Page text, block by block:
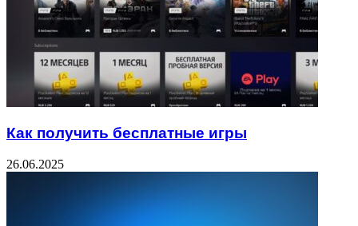
Как получить бесплатные игры
26.06.2025